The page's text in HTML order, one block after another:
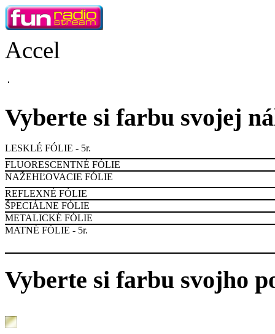
Accel
Vyberte si farbu svojej
LESKLÉ FÓLIE - 5r.
FLUORESCENTNÉ FÓLIE
NAŽEHĽOVACIE FÓLIE
REFLEXNÉ FÓLIE
ŠPECIÁLNE FÓLIE
METALICKÉ FÓLIE
MATNÉ FÓLIE - 5r.
Vyberte si farbu svojho